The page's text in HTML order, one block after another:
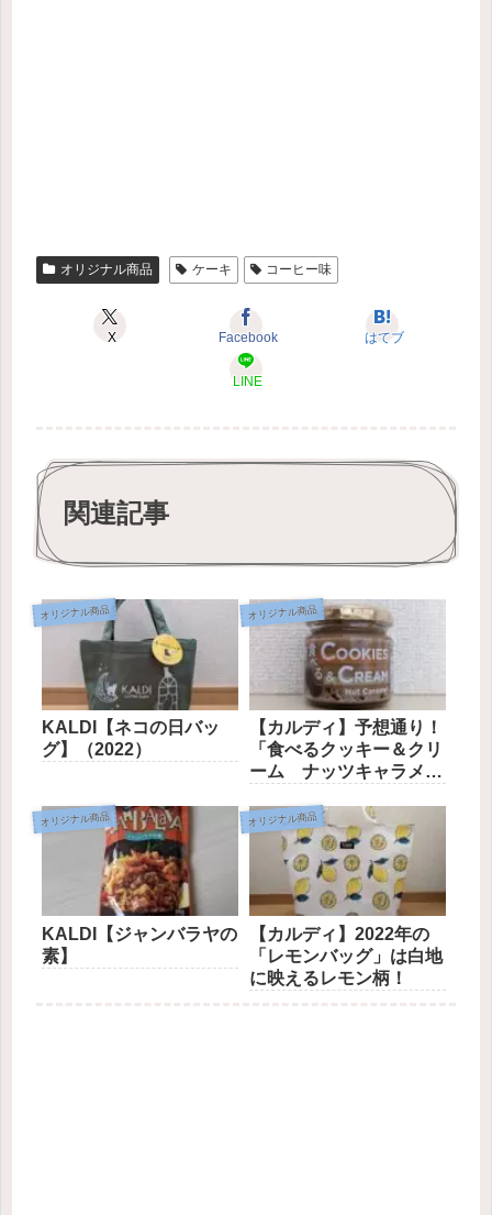
オリジナル商品 ケーキ コーヒー味
X Facebook はてブ
LINE
関連記事
オリジナル商品
KALDI【ネコの日バッ
グ】（2022）
オリジナル商品
【カルディ】予想通り！
「食べるクッキー＆クリ
ーム ナッツキャラメ
オリジナル商品
KALDI【ジャンバラヤの
素】
オリジナル商品
【カルディ】2022年の
「レモンバッグ」は白地
に映えるレモン柄！